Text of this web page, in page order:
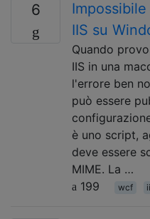
6
IIS su
Quando
IIS in una
l'errore ben
può essere
è uno script,
deve essere
MIME. La …
199
wcf